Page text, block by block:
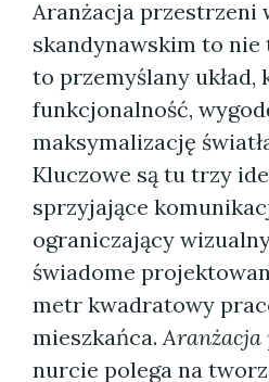
Aranżacja przestrzeni
skandynawskim to
to przemyślany
funkcjonalność,
maksymalizację
Kluczowe są tu trzy
sprzyjające
ograniczający
świadome
metr kwadratowy
mieszkańca.Aranżacja
nurcie polega na